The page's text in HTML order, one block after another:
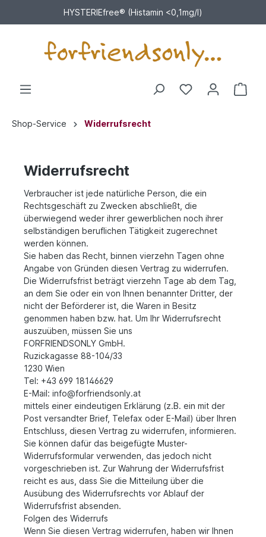
HYSTERIEfree® (Histamin <0,1mg/l)
Shop-Service Widerrufsrecht
Widerrufsrecht
Verbraucher ist jede natürliche Person, die ein
Rechtsgeschäft zu Zwecken abschließt, die
überwiegend weder ihrer gewerblichen noch ihrer
selbständigen beruflichen Tätigkeit zugerechnet
werden können.
Sie haben das Recht, binnen vierzehn Tagen ohne
Angabe von Gründen diesen Vertrag zu widerrufen.
Die Widerrufsfrist beträgt vierzehn Tage ab dem Tag,
an dem Sie oder ein von Ihnen benannter Dritter, der
nicht der Beförderer ist, die Waren in Besitz
genommen haben bzw. hat. Um Ihr Widerrufsrecht
auszuüben, müssen Sie uns
FORFRIENDSONLY GmbH.
Ruzickagasse 88-104/33
1230 Wien
Tel: +43 699 18146629
E-Mail: info@forfriendsonly.at
mittels einer eindeutigen Erklärung (z.B. ein mit der
Post versandter Brief, Telefax oder E-Mail) über Ihren
Entschluss, diesen Vertrag zu widerrufen, informieren.
Sie können dafür das beigefügte Muster-
Widerrufsformular verwenden, das jedoch nicht
vorgeschrieben ist. Zur Wahrung der Widerrufsfrist
reicht es aus, dass Sie die Mitteilung über die
Ausübung des Widerrufsrechts vor Ablauf der
Widerrufsfrist absenden.
Folgen des Widerrufs
Wenn Sie diesen Vertrag widerrufen, haben wir Ihnen